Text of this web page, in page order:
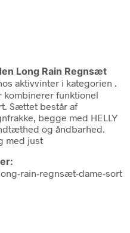
Long Rain Regnsæt
aktivvinter i kategorien .
kombinerer funktionel
Sættet består af
begge med HELLY
og åndbarhed.
med just
rain-regnsæt-dame-sort